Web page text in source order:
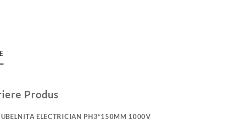
Produs
ELECTRICIAN PH3*150MM 1000V